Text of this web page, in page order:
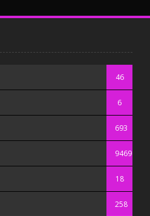
46
6
693
9469
18
258